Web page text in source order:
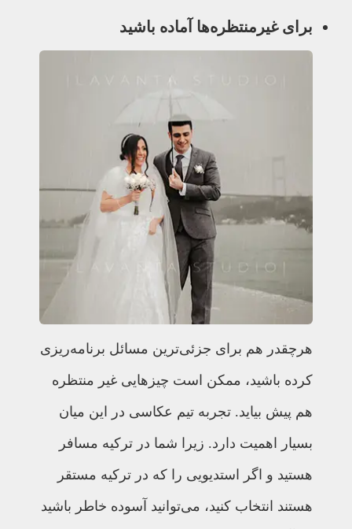
برای غیرمنتظره‌ها آماده باشید
هرچقدر هم برای جزئی‌ترین مسائل برنامه‌ریزی
کرده باشید، ممکن است چیزهایی غیر منتظره
هم پیش بیاید. تجربه تیم عکاسی در این میان
بسیار اهمیت دارد. زیرا شما در ترکیه مسافر
هستید و اگر استدیویی را که در ترکیه مستقر
هستند انتخاب کنید، می‌توانید آسوده خاطر باشید